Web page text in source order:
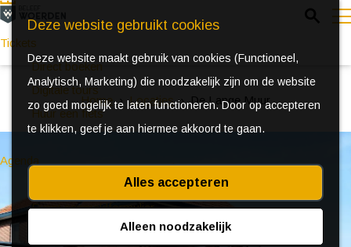
Deze website gebruikt cookies
Deze website maakt gebruik van cookies (Functioneel,
Analytisch, Marketing) die noodzakelijk zijn om de website
zo goed mogelijk te laten functioneren. Door op accepteren
te klikken, geef je aan hiermee akkoord te gaan.
Alles accepteren
Alleen noodzakelijk
e
Tickets
Direct boeken
Digitale tours
Huur een fiets
Agenda
Ontdek Woerden in de zomer
Event aanmeldformulier
Home Locaties De Lange Muur